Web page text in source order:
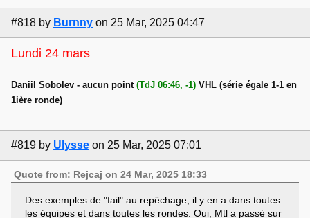
#818 by Burnny on 25 Mar, 2025 04:47
Lundi 24 mars
Daniil Sobolev - aucun point (TdJ 06:46, -1) VHL (série égale 1-1 en
1ière ronde)
#819 by Ulysse on 25 Mar, 2025 07:01
Quote from: Rejcaj on 24 Mar, 2025 18:33
Des exemples de "fail" au repêchage, il y en a dans toutes
les équipes et dans toutes les rondes. Oui, Mtl a passé sur